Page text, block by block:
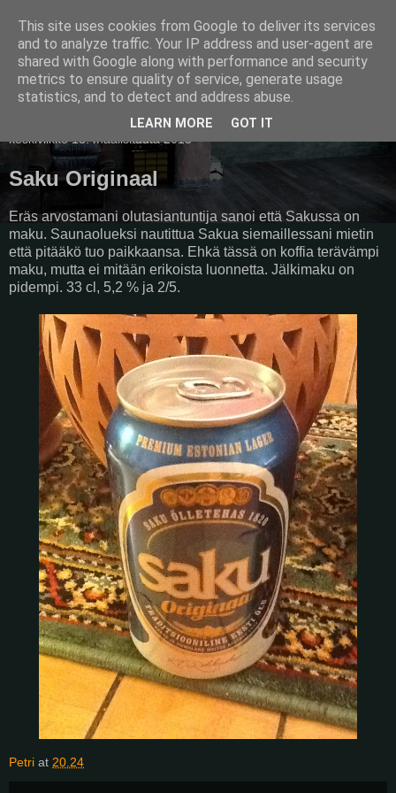
Pullollinen
keskiviikko 13. maaliskuuta 2013
Saku Originaal
Eräs arvostamani olutasiantuntija sanoi että Sakussa on
maku. Saunaolueksi nautittua Sakua siemaillessani mietin
että pitääkö tuo paikkaansa. Ehkä tässä on koffia terävämpi
maku, mutta ei mitään erikoista luonnetta. Jälkimaku on
pidempi. 33 cl, 5,2 % ja 2/5.
Petri at 20.24
This site uses cookies from Google to deliver its services
and to analyze traffic. Your IP address and user-agent are
shared with Google along with performance and security
metrics to ensure quality of service, generate usage
statistics, and to detect and address abuse.
LEARN MORE GOT IT